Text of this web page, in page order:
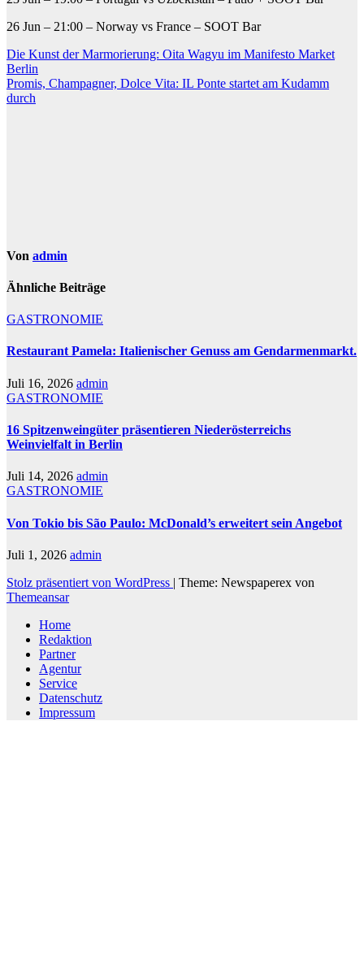
26 Jun – 21:00 – Norway vs France – SOOT Bar
Beitragsnavigation
Die Kunst der Marmorierung: Oita Wagyu im Manifesto Market
Berlin
Promis, Champagner, Dolce Vita: IL Ponte startet am Kudamm
durch
Von admin
Ähnliche Beiträge
GASTRONOMIE
Restaurant Pamela: Italienischer Genuss am Gendarmenmarkt.
Juli 16, 2026 admin
GASTRONOMIE
16 Spitzenweingüter präsentieren Niederösterreichs
Weinvielfalt in Berlin
Juli 14, 2026 admin
GASTRONOMIE
Von Tokio bis São Paulo: McDonald’s erweitert sein Angebot
Juli 1, 2026 admin
Stolz präsentiert von WordPress | Theme: Newspaperex von
Themeansar
Home
Redaktion
Partner
Agentur
Service
Datenschutz
Impressum